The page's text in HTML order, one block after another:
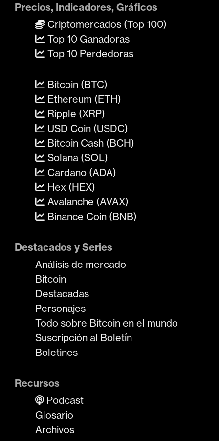
Precios, Indicadores, Gráficos
Criptomercados (Top 100)
Top 10 Ganadoras
Top 10 Perdedoras
Bitcoin (BTC)
Ethereum (ETH)
Ripple (XRP)
USD Coin (USDC)
Bitcoin Cash (BCH)
Solana (SOL)
Cardano (ADA)
Hex (HEX)
Avalanche (AVAX)
Binance Coin (BNB)
Destacados y Series
Análisis de mercado
Bitcoin
Destacadas
Personajes
Todo sobre Bitcoin en el mundo
Suscripción al Boletín
Boletines
Recursos
Podcast
Glosario
Archivos